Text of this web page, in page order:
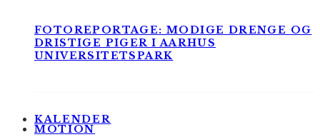
FOTOREPORTAGE: MODIGE DRENGE OG
DRISTIGE PIGER I AARHUS
UNIVERSITETSPARK
KALENDER
MOTION